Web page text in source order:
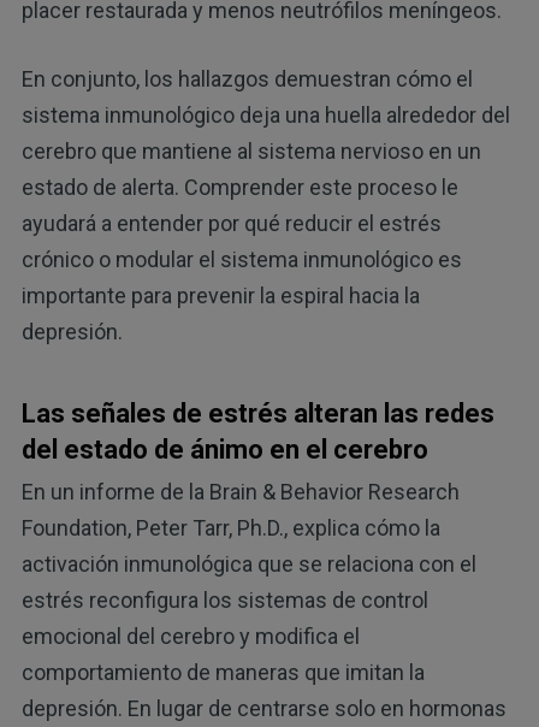
placer restaurada y menos neutrófilos meníngeos.
En conjunto, los hallazgos demuestran cómo el
sistema inmunológico deja una huella alrededor del
cerebro que mantiene al sistema nervioso en un
estado de alerta. Comprender este proceso le
ayudará a entender por qué reducir el estrés
crónico o modular el sistema inmunológico es
importante para prevenir la espiral hacia la
depresión.
Las señales de estrés alteran las redes
del estado de ánimo en el cerebro
En un informe de la Brain & Behavior Research
Foundation, Peter Tarr, Ph.D., explica cómo la
activación inmunológica que se relaciona con el
estrés reconfigura los sistemas de control
emocional del cerebro y modifica el
comportamiento de maneras que imitan la
depresión. En lugar de centrarse solo en hormonas